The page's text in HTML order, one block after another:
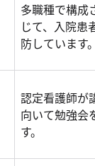
多職種で構成
じて、入院患
防しています。
認定看護師が
向いて勉強会
す。